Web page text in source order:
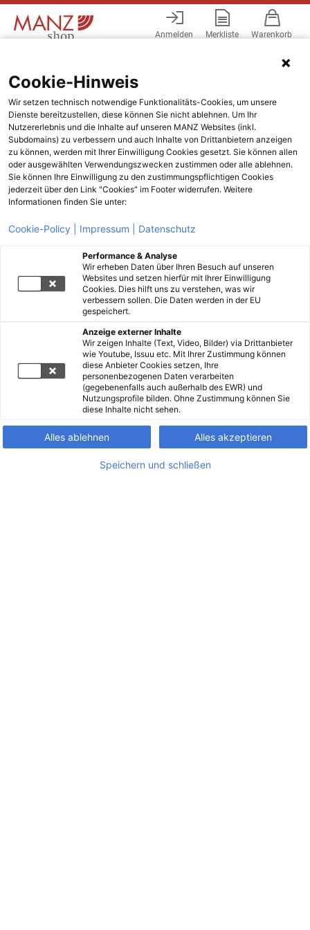
Anmelden Merkliste Warenkorb
Cookie-Hinweis
Wir setzen technisch notwendige Funktionalitäts-Cookies, um unsere
Dienste bereitzustellen, diese können Sie nicht ablehnen. Um Ihr
Nutzererlebnis und die Inhalte auf unseren MANZ Websites (inkl.
Subdomains) zu verbessern und auch Inhalte von Drittanbietern anzeigen
zu können, werden mit Ihrer Einwilligung Cookies gesetzt. Sie können allen
oder ausgewählten Verwendungszwecken zustimmen oder alle ablehnen.
Sie können Ihre Einwilligung zu den zustimmungspflichtigen Cookies
jederzeit über den Link "Cookies" im Footer widerrufen. Weitere
Informationen finden Sie unter:
Cookie-Policy | Impressum | Datenschutz
Performance & Analyse
Wir erheben Daten über Ihren Besuch auf unseren
Websites und setzen hierfür mit Ihrer Einwilligung
Cookies. Dies hilft uns zu verstehen, was wir
verbessern sollen. Die Daten werden in der EU
gespeichert.
Anzeige externer Inhalte
Wir zeigen Inhalte (Text, Video, Bilder) via Drittanbieter
wie Youtube, Issuu etc. Mit Ihrer Zustimmung können
diese Anbieter Cookies setzen, Ihre
personenbezogenen Daten verarbeiten
(gegebenenfalls auch außerhalb des EWR) und
Nutzungsprofile bilden. Ohne Zustimmung können Sie
diese Inhalte nicht sehen.
Alles ablehnen Alles akzeptieren
Speichern und schließen